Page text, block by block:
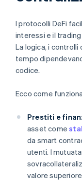
I protocolli DeFi
interessi e il
La logica, i controlli
tempo
codice.
Ecco come
Prestiti e
asset come
da smart
utenti. I
valore